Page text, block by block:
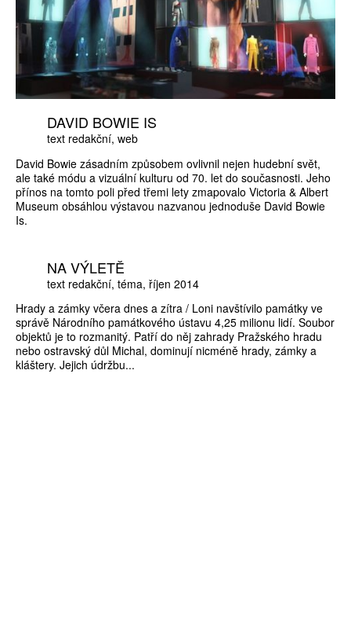
DAVID BOWIE IS
text redakční web
David Bowie zásadním způsobem ovlivnil nejen hudební svět,
ale také módu a vizuální kulturu od 70. let do současnosti. Jeho
přínos na tomto poli před třemi lety zmapovalo Victoria & Albert
Museum obsáhlou výstavou nazvanou jednoduše David Bowie
Is.
NA VÝLETĚ
text redakční téma říjen 2014
Hrady a zámky včera dnes a zítra / Loni navštívilo památky ve
správě Národního památkového ústavu 4,25 milionu lidí. Soubor
objektů je to rozmanitý. Patří do něj zahrady Pražského hradu
nebo ostravský důl Michal, dominují nicméně hrady, zámky a
kláštery. Jejich údržbu...